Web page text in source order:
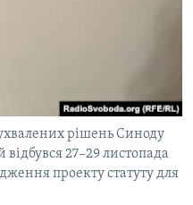
рішень Синоду
відбувся 27–29 листопада
проекту статуту для